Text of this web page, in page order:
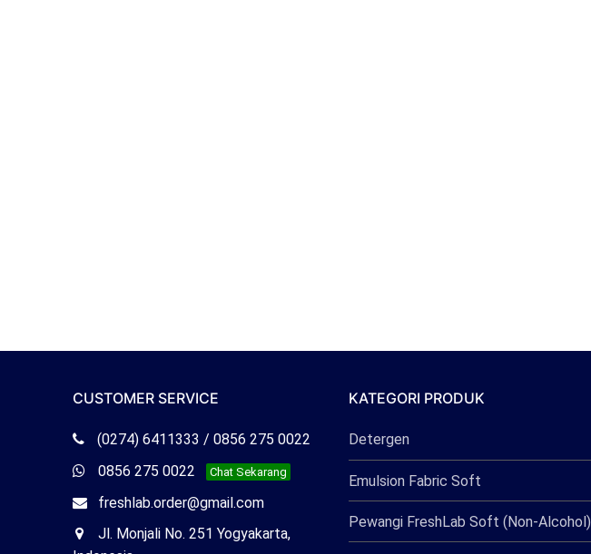
CUSTOMER SERVICE
Telepon
Freshlab
(0274) 6411333 / 0856 275 0022
Whatsapp
Freshlab
0856 275 0022 Chat Sekarang
Email
Freshlab
freshlab.order@gmail.com
OfficeJl. Monjali No. 251 Yogyakarta,
KATEGORI PRODUK
Detergen
Emulsion Fabric Soft
Pewangi FreshLab Soft (Non-Alcohol)